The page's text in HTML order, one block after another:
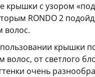
крышки с узором
RONDO 2
крышки
волос, от светлого
очень